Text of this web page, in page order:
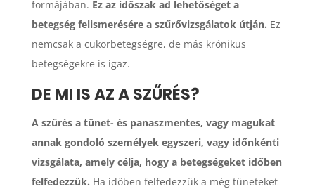
formájában. Ez az időszak ad lehetőséget a
betegség felismerésére a szűrővizsgálatok útján. Ez
nemcsak a cukorbetegségre, de más krónikus
betegségekre is igaz.
DE MI IS AZ A SZŰRÉS?
A szűrés a tünet- és panaszmentes, vagy magukat
annak gondoló személyek egyszeri, vagy időnkénti
vizsgálata, amely célja, hogy a betegségeket időben
felfedezzük. Ha időben felfedezzük a még tüneteket